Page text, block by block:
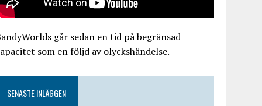
går sedan en tid på begränsad
som en följd av olyckshändelse.
SENASTE INLÄGGEN